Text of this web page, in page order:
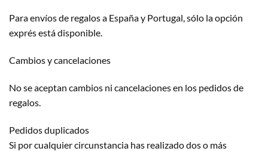
Para envíos de regalos a España y Portugal, sólo la opción
exprés está disponible.
Cambios y cancelaciones
No se aceptan cambios ni cancelaciones en los pedidos de
regalos.
Pedidos duplicados
Si por cualquier circunstancia has realizado dos o más